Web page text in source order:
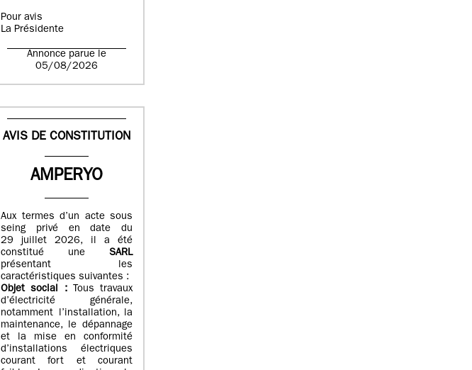
Pour avis
La Présidente
Annonce parue le
05/08/2026
AVIS DE CONSTITUTION
AMPERYO
Aux termes d’un acte sous
seing privé en date du
29 juillet 2026, il a été
constitué une SARL
présentant les
caractéristiques suivantes :
Objet social :
Tous travaux
d’électricité générale,
notamment l’installation, la
maintenance, le dépannage
et la mise en conformité
d’installations électriques
courant fort et courant